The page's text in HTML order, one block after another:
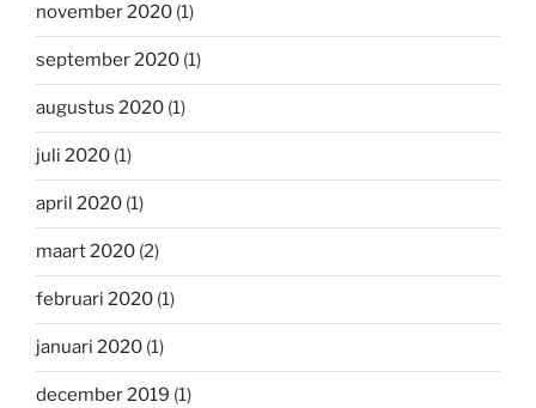
november 2020 (1)
september 2020 (1)
augustus 2020 (1)
juli 2020 (1)
april 2020 (1)
maart 2020 (2)
februari 2020 (1)
januari 2020 (1)
december 2019 (1)